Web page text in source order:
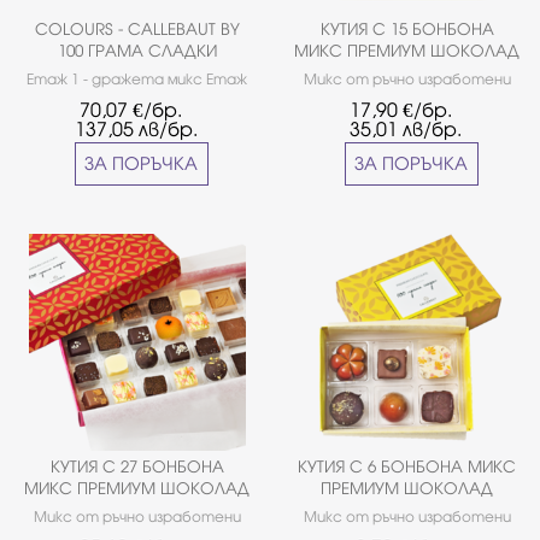
COLOURS - CALLEBAUT BY
100 ГРАМА СЛАДКИ
Етаж 1 - дражета микс Етаж
бонбони Callebaut Етаж 3 -
микс мендиани от млечен и
Етаж 4 - микс трюфели от
млечен и натурален шоколад
70,07€/бр.
137,05 лв/бр.
ЗА ПОРЪЧКА
КУТИЯ С 15 БОНБОНА
МИКС ПРЕМИУМ ШОКОЛАД
Микс от ръчно изработени
шоколад Callebaut и бадемов
марципан (тематична форма
сезона).Аранжирани в
луксозна празнична кутия.
17,90€/бр.
35,01лв/бр.
ЗА ПОРЪЧКА
КУТИЯ С 27 БОНБОНА
МИКС ПРЕМИУМ ШОКОЛАД
Микс от ръчно изработени
КУТИЯ С 6 БОНБОНА МИКС
ПРЕМИУМ ШОКОЛАД
Микс от ръчно изработени